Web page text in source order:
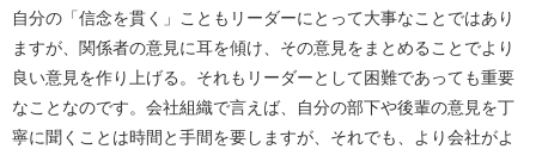
自分の「信念を貫く」こともリーダーにとって大事なことではあり
ますが、関係者の意見に耳を傾け、その意見をまとめることでより
良い意見を作り上げる。それもリーダーとして困難であっても重要
なことなのです。会社組織で言えば、自分の部下や後輩の意見を丁
寧に聞くことは時間と手間を要しますが、それでも、より会社がよ